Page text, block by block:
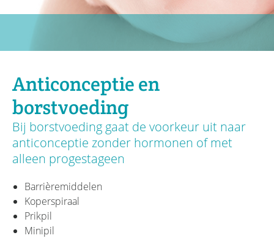
Anticonceptie en
borstvoeding
Bij borstvoeding gaat de voorkeur uit naar
anticonceptie zonder hormonen of met
alleen progestageen
Barrièremiddelen
Koperspiraal
Prikpil
Minipil